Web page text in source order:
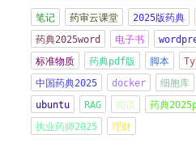
现在CMO都好卷，交付物
了
2026年06月08日 21:15:42
管住嘴
2026年06月01日 13:37:03
笔记 药审云课堂 2025版药典
药典2025word
电子书
标准物质
药典pdf版 脚本
中国药典2025
docker 细胞库
ubuntu
RAG 阅读 药典
执业药师2025
理财